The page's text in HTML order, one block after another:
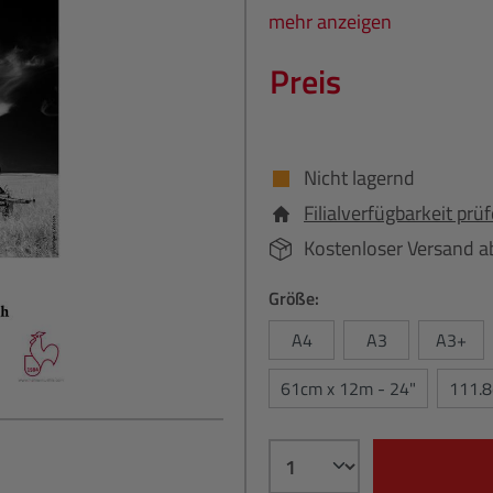
mehr anzeigen
Preis
Nicht lagernd
Filialverfügbarkeit
Kostenloser Versand
Größe:
A4
A3
A3+
61cm x 12m - 24"